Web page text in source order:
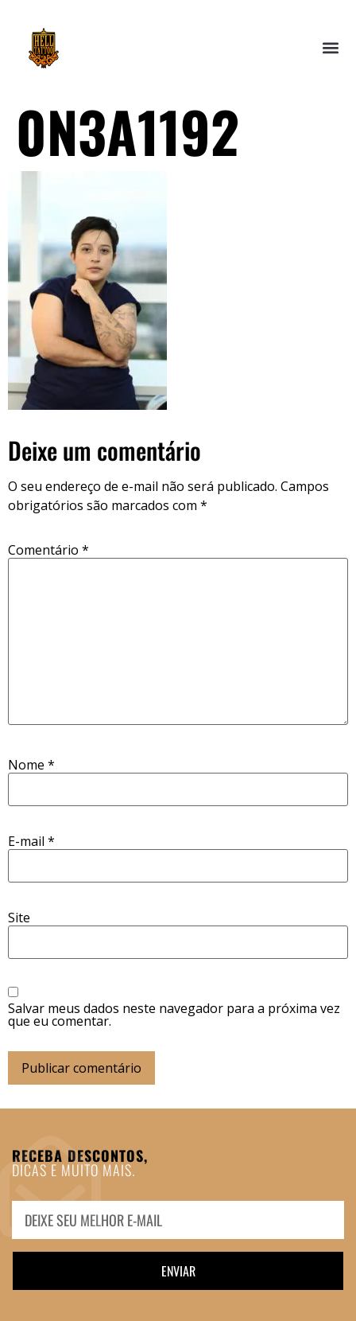
0N3A1192
Deixe um comentário
O seu endereço de e-mail não será publicado. Campos
obrigatórios são marcados com *
Comentário *
Nome *
E-mail *
Site
Salvar meus dados neste navegador para a próxima vez
que eu comentar.
RECEBA DESCONTOS,
DICAS E MUITO MAIS.
ENVIAR